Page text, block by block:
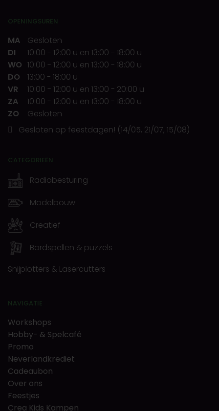
OPENINGSUREN
MA
Gesloten
DI
10:00 - 12:00 u en 13:00 - 18:00 u
WO 10:00 - 12:00 u en 13:00 - 18:00 u
DO
13:00 - 18:00 u
VR
10:00 - 12:00 u en 13:00 - 20:00 u
ZA
10:00 - 12:00 u en 13:00 - 18:00 u
ZO
Gesloten
Gesloten op feestdagen! (14/05, 21/07, 15/08)
CATEGORIEËN
Radiobesturing
Modelbouw
Creatief
Bordspellen & puzzels
Snijplotters & Lasercutters
NAVIGATIE
Workshops
Hobby- & Spelcafé
Promo
Neverlandkrediet
Cadeaubon
Over ons
Feestjes
Crea Kids Kampen